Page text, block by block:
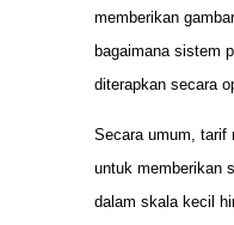
memberikan
bagaimana sistem
diterapkan secara
Secara umum, tarif
untuk memberikan
dalam skala kecil